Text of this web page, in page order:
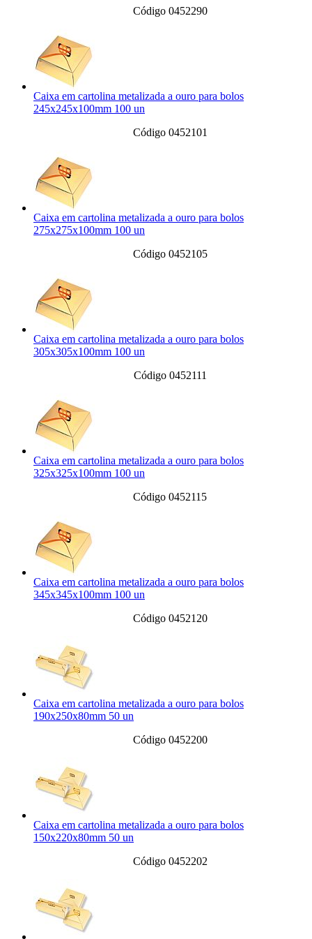
Código 0452290
Caixa em cartolina metalizada a ouro para bolos
245x245x100mm 100 un
Código 0452101
Caixa em cartolina metalizada a ouro para bolos
275x275x100mm 100 un
Código 0452105
Caixa em cartolina metalizada a ouro para bolos
305x305x100mm 100 un
Código 0452111
Caixa em cartolina metalizada a ouro para bolos
325x325x100mm 100 un
Código 0452115
Caixa em cartolina metalizada a ouro para bolos
345x345x100mm 100 un
Código 0452120
Caixa em cartolina metalizada a ouro para bolos
190x250x80mm 50 un
Código 0452200
Caixa em cartolina metalizada a ouro para bolos
150x220x80mm 50 un
Código 0452202